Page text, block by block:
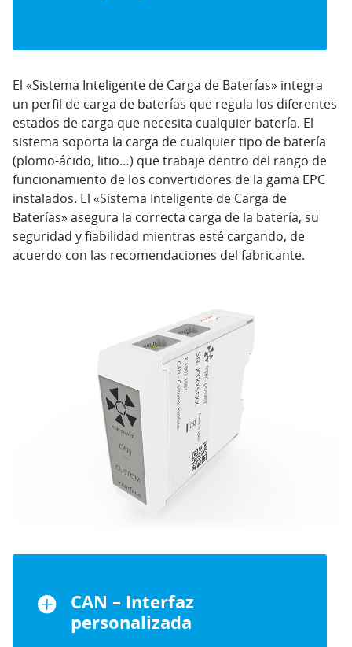
El «Sistema Inteligente de Carga de Baterías» integra
un perfil de carga de baterías que regula los diferentes
estados de carga que necesita cualquier batería. El
sistema soporta la carga de cualquier tipo de batería
(plomo-ácido, litio…) que trabaje dentro del rango de
funcionamiento de los convertidores de la gama EPC
instalados. El «Sistema Inteligente de Carga de
Baterías» asegura la correcta carga de la batería, su
seguridad y fiabilidad mientras esté cargando, de
acuerdo con las recomendaciones del fabricante.
CAN – Interfaz
personalizada